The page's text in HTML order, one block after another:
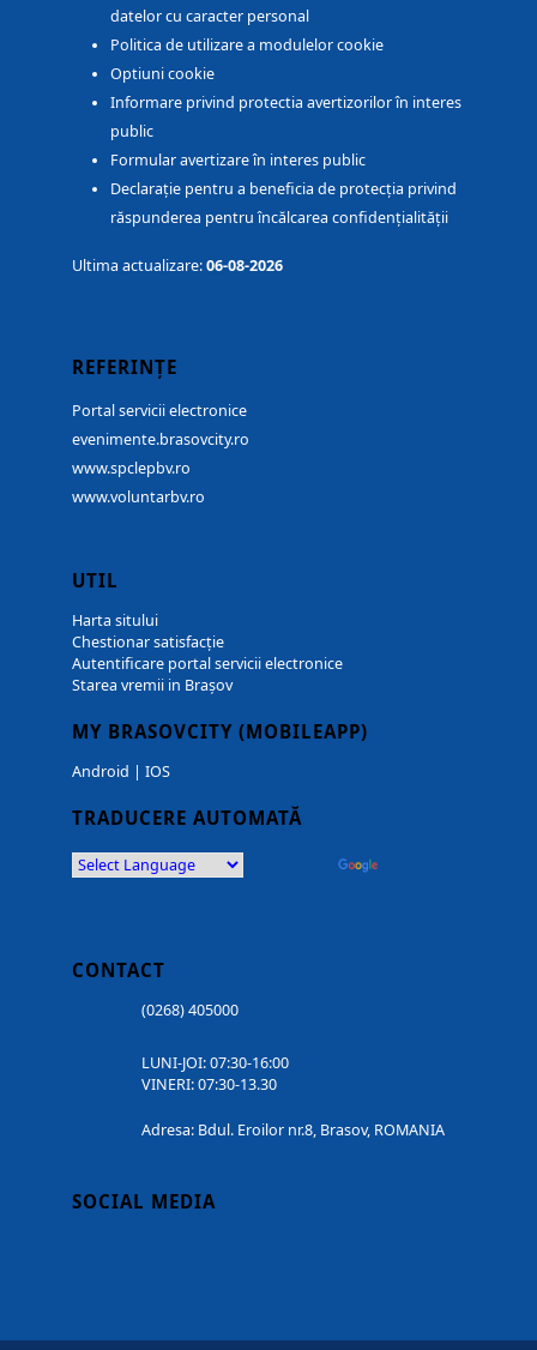
datelor cu caracter personal
Politica de utilizare a modulelor cookie
Optiuni cookie
Informare privind protectia avertizorilor în interes
public
Formular avertizare în interes public
Declarație pentru a beneficia de protecția privind
răspunderea pentru încălcarea confidențialității
Ultima actualizare:06-08-2026
REFERINȚE
Portal servicii electronice
evenimente.brasovcity.ro
www.spclepbv.ro
www.voluntarbv.ro
UTIL
Harta sitului
Chestionar satisfacție
Autentificare portal servicii electronice
Starea vremii in Brașov
MY BRASOVCITY (MOBILEAPP)
Android | IOS
TRADUCERE AUTOMATĂ
CONTACT
(0268) 405000
LUNI-JOI: 07:30-16:00
VINERI: 07:30-13.30
Adresa: Bdul. Eroilor nr.8, Brasov, ROMANIA
SOCIAL MEDIA